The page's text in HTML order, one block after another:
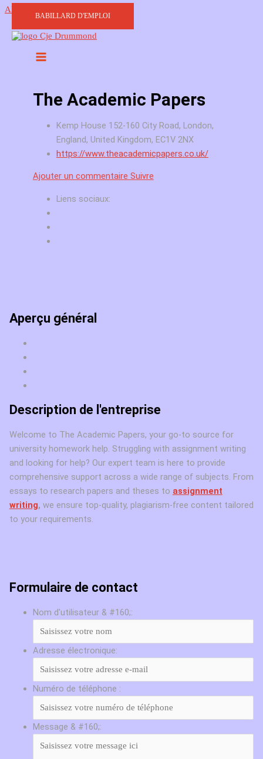
Aller au contenu
BABILLARD D'EMPLOI
The Academic Papers
Kemp House 152-160 City Road, London,
England, United Kingdom, EC1V 2NX
https://www.theacademicpapers.co.uk/
Ajouter un commentaire Suivre
Liens sociaux:
Aperçu général
Description de l'entreprise
Welcome to The Academic Papers, your go-to source for
university homework help. Struggling with assignment writing
and looking for help? Our expert team is here to provide
comprehensive support across a wide range of subjects. From
essays to research papers and theses to assignment
writing, we ensure top-quality, plagiarism-free content tailored
to your requirements.
Formulaire de contact
Nom d'utilisateur & #160;:
Adresse électronique:
Numéro de téléphone :
Message & #160;: